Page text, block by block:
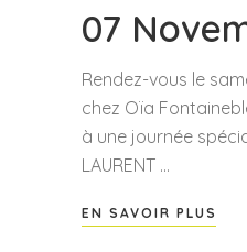
07
Rendez-vous le
chez Oïa
à une journée
LAURENT
EN SAVOIR PLUS